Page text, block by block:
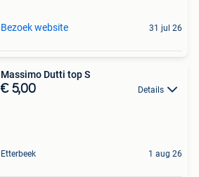
Bezoek website 31 jul 26
Massimo Dutti top S
€ 5,00 Details
Etterbeek 1 aug 26